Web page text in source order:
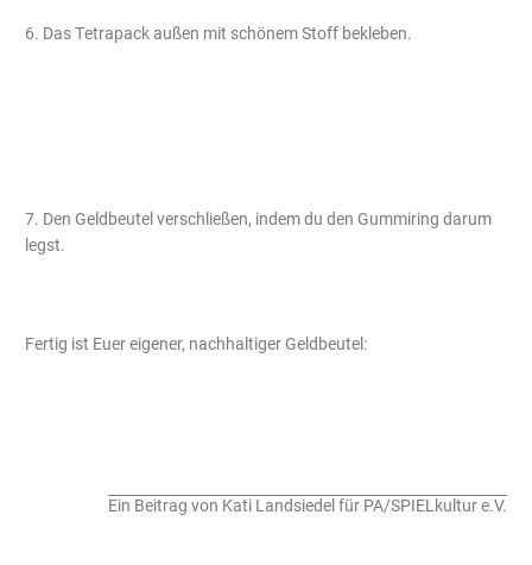
6. Das Tetrapack außen mit schönem Stoff bekleben.
7. Den Geldbeutel verschließen, indem du den Gummiring darum
legst.
Fertig ist Euer eigener, nachhaltiger Geldbeutel:
Ein Beitrag von Kati Landsiedel für PA/SPIELkultur e.V.